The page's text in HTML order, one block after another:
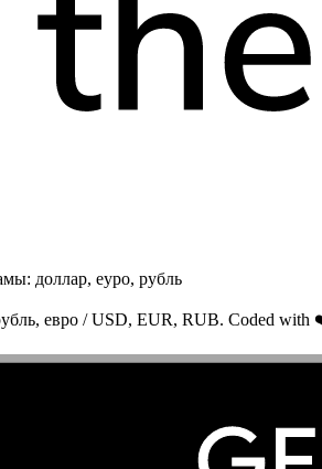
доллар, еуро, рубль
евро / USD, EUR, RUB. Coded with